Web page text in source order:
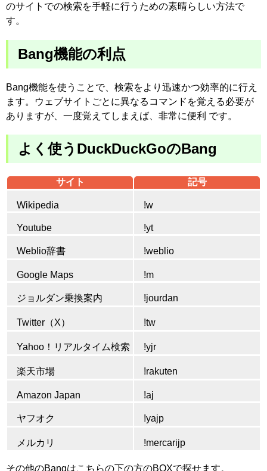
のサイトでの検索を手軽に行うための素晴らしい方法で
す。
Bang機能の利点
Bang機能を使うことで、検索をより迅速かつ効率的に行え
ます。ウェブサイトごとに異なるコマンドを覚える必要が
ありますが、一度覚えてしまえば、非常に便利 です。
よく使うDuckDuckGoのBang
サイト 記号
Wikipedia !w
Youtube !yt
Weblio辞書 !weblio
Google Maps !m
ジョルダン乗換案内 !jourdan
Twitter（X） !tw
Yahoo！リアルタイム検索 !yjr
楽天市場 !rakuten
Amazon Japan !aj
ヤフオク !yajp
メルカリ !mercarijp
その他のBangはこちらの下の方のBOXで探せます。